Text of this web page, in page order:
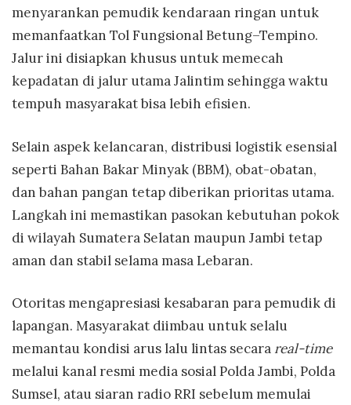
menyarankan pemudik kendaraan ringan untuk
memanfaatkan Tol Fungsional Betung–Tempino.
Jalur ini disiapkan khusus untuk memecah
kepadatan di jalur utama Jalintim sehingga waktu
tempuh masyarakat bisa lebih efisien.
Selain aspek kelancaran, distribusi logistik esensial
seperti Bahan Bakar Minyak (BBM), obat-obatan,
dan bahan pangan tetap diberikan prioritas utama.
Langkah ini memastikan pasokan kebutuhan pokok
di wilayah Sumatera Selatan maupun Jambi tetap
aman dan stabil selama masa Lebaran.
Otoritas mengapresiasi kesabaran para pemudik di
lapangan. Masyarakat diimbau untuk selalu
memantau kondisi arus lalu lintas secara real-time
melalui kanal resmi media sosial Polda Jambi, Polda
Sumsel, atau siaran radio RRI sebelum memulai